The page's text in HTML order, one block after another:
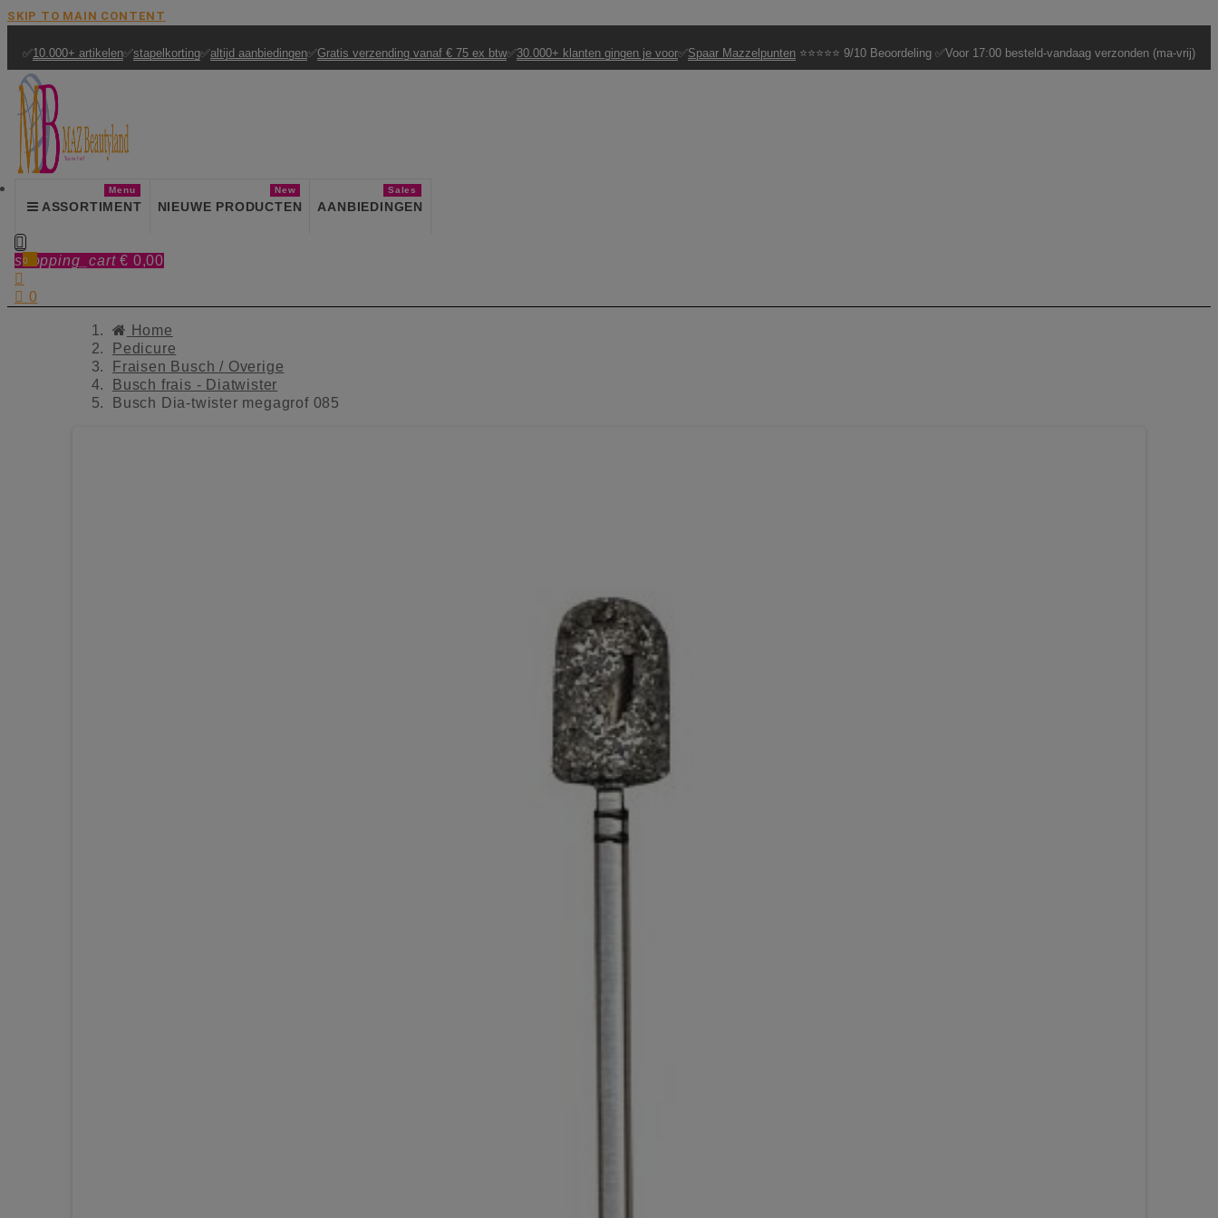
SKIP TO MAIN CONTENT
✅10.000+ artikelen✅stapelkorting✅altijd aanbiedingen✅Gratis verzending vanaf € 75 ex btw✅30.000+ klanten gingen je voor✅Spaar Mazzelpunten ⭐⭐⭐⭐⭐ 9/10 Beoordeling ✅Voor 17:00 besteld-vandaag verzonden (ma-vrij)
ASSORTIMENT
Menu
NIEUWE PRODUCTEN
New
AANBIEDINGEN
Sales

shopping_cart € 0,00
0

 0
Home
Pedicure
Fraisen Busch / Overige
Busch frais - Diatwister
Busch Dia-twister megagrof 085